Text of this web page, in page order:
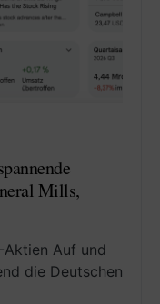
Mills,
Auf und
die Deutschen